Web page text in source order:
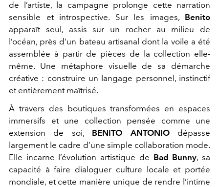
de l’artiste, la campagne prolonge cette narration
sensible et introspective. Sur les images, Benito
apparaît seul, assis sur un rocher au milieu de
l’océan, près d’un bateau artisanal dont la voile a été
assemblée à partir de pièces de la collection elle-
même. Une métaphore visuelle de sa démarche
créative : construire un langage personnel, instinctif
et entièrement maîtrisé.
À travers des boutiques transformées en espaces
immersifs et une collection pensée comme une
extension de soi, BENITO ANTONIOdépasse
largement le cadre d’une simple collaboration mode.
Elle incarne l’évolution artistique de Bad Bunny, sa
capacité à faire dialoguer culture locale et portée
mondiale, et cette manière unique de rendre l’intime